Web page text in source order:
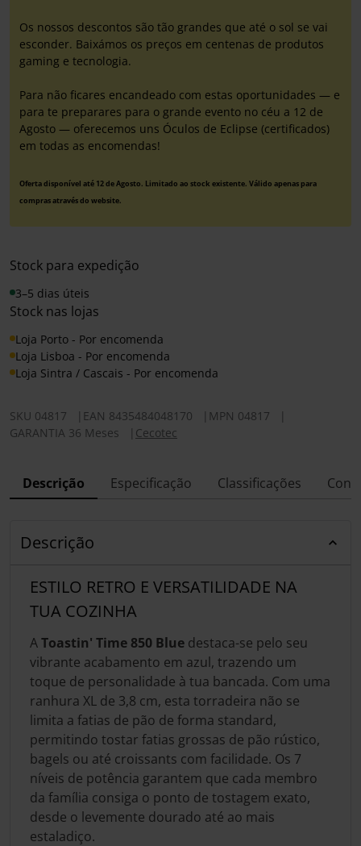
Os nossos descontos são tão grandes que até o sol se vai
esconder. Baixámos os preços em centenas de produtos
gaming e tecnologia.
Para não ficares encandeado com estas oportunidades — e
para te preparares para o grande evento no céu a 12 de
Agosto — oferecemos uns Óculos de Eclipse (certificados)
em todas as encomendas!
Oferta disponível até 12 de Agosto. Limitado ao stock existente. Válido apenas para
compras através do website.
Stock para expedição
3–5 dias úteis
Stock nas lojas
Loja Porto - Por encomenda
Loja Lisboa - Por encomenda
Loja Sintra / Cascais - Por encomenda
SKU 04817 EAN 8435484048170 MPN 04817
GARANTIA 36 Meses
Cecotec
Descrição Especificação Classificações
Descrição
ESTILO RETRO E VERSATILIDADE NA
TUA COZINHA
AToastin' Time 850 Blue destaca-se pelo seu
vibrante acabamento em azul, trazendo um
toque de personalidade à tua bancada. Com uma
ranhura XL de 3,8 cm, esta torradeira não se
limita a fatias de pão de forma standard,
permitindo tostar fatias grossas de pão rústico,
bagels ou até croissants com facilidade. Os 7
níveis de potência garantem que cada membro
da família consiga o ponto de tostagem exato,
desde o levemente dourado até ao mais
estaladiço.